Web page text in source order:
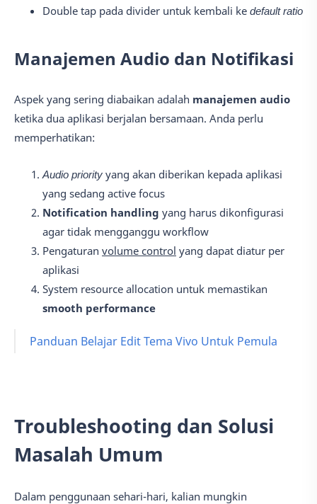
Double tap pada divider untuk kembali ke default ratio
Manajemen Audio dan Notifikasi
Aspek yang sering diabaikan adalah manajemen audio
ketika dua aplikasi berjalan bersamaan. Anda perlu
memperhatikan:
Audio priority yang akan diberikan kepada aplikasi
yang sedang active focus
Notification handling yang harus dikonfigurasi
agar tidak mengganggu workflow
Pengaturan volume control yang dapat diatur per
aplikasi
System resource allocation untuk memastikan
smooth performance
Panduan Belajar Edit Tema Vivo Untuk Pemula
Troubleshooting dan Solusi
Masalah Umum
Dalam penggunaan sehari-hari, kalian mungkin